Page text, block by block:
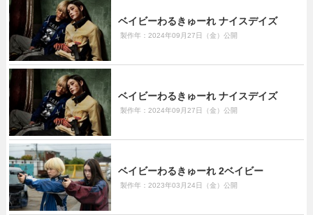
ベイビーわるきゅーれ ナイスデイズ
製作年：2024年09月27日（金）公開
ベイビーわるきゅーれ ナイスデイズ
製作年：2024年09月27日（金）公開
ベイビーわるきゅーれ 2ベイビー
製作年：2023年03月24日（金）公開